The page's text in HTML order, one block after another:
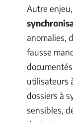
Autre
anomalies,
fausse
utilisateurs
dossiers à
sensibles,